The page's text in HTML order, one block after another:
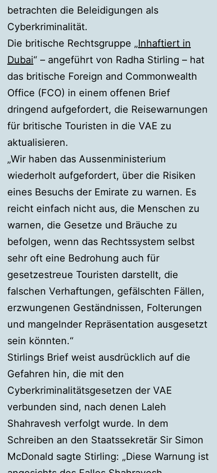
betrachten die Beleidigungen als
Cyberkriminalität.
Die britische Rechtsgruppe „Inhaftiert in
Dubai“ – angeführt von Radha Stirling – hat
das britische Foreign and Commonwealth
Office (FCO) in einem offenen Brief
dringend aufgefordert, die Reisewarnungen
für britische Touristen in die VAE zu
aktualisieren.
„Wir haben das Aussenministerium
wiederholt aufgefordert, über die Risiken
eines Besuchs der Emirate zu warnen. Es
reicht einfach nicht aus, die Menschen zu
warnen, die Gesetze und Bräuche zu
befolgen, wenn das Rechtssystem selbst
sehr oft eine Bedrohung auch für
gesetzestreue Touristen darstellt, die
falschen Verhaftungen, gefälschten Fällen,
erzwungenen Geständnissen, Folterungen
und mangelnder Repräsentation ausgesetzt
sein könnten.“
Stirlings Brief weist ausdrücklich auf die
Gefahren hin, die mit den
Cyberkriminalitätsgesetzen der VAE
verbunden sind, nach denen Laleh
Shahravesh verfolgt wurde. In dem
Schreiben an den Staatssekretär Sir Simon
McDonald sagte Stirling: „Diese Warnung ist